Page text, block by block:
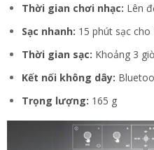
Thời gian chơi nhạc: Lên
Sạc nhanh: 15 phút sạc
Thời gian sạc: Khoảng 3
Kết nối không dây:
Trọng lượng: 165 g